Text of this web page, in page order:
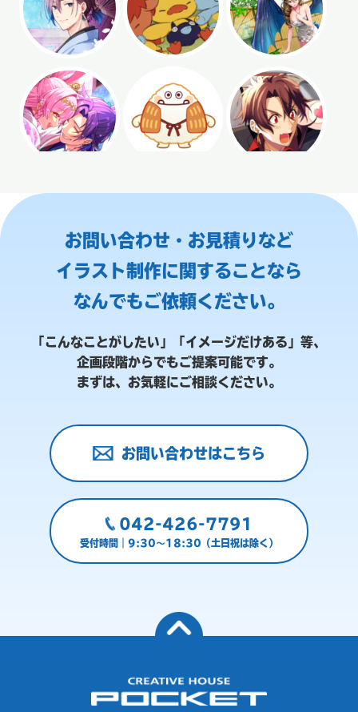
お問い合わせ・お見積りなど
イラスト制作に関することなら
なんでもご依頼ください。
「こんなことがしたい」「イメージだけある」等、
企画段階からでもご提案可能です。
まずは、お気軽にご相談ください。
お問い合わせはこちら
042-426-7791
受付時間｜9:30～18:30（土日祝は除く）